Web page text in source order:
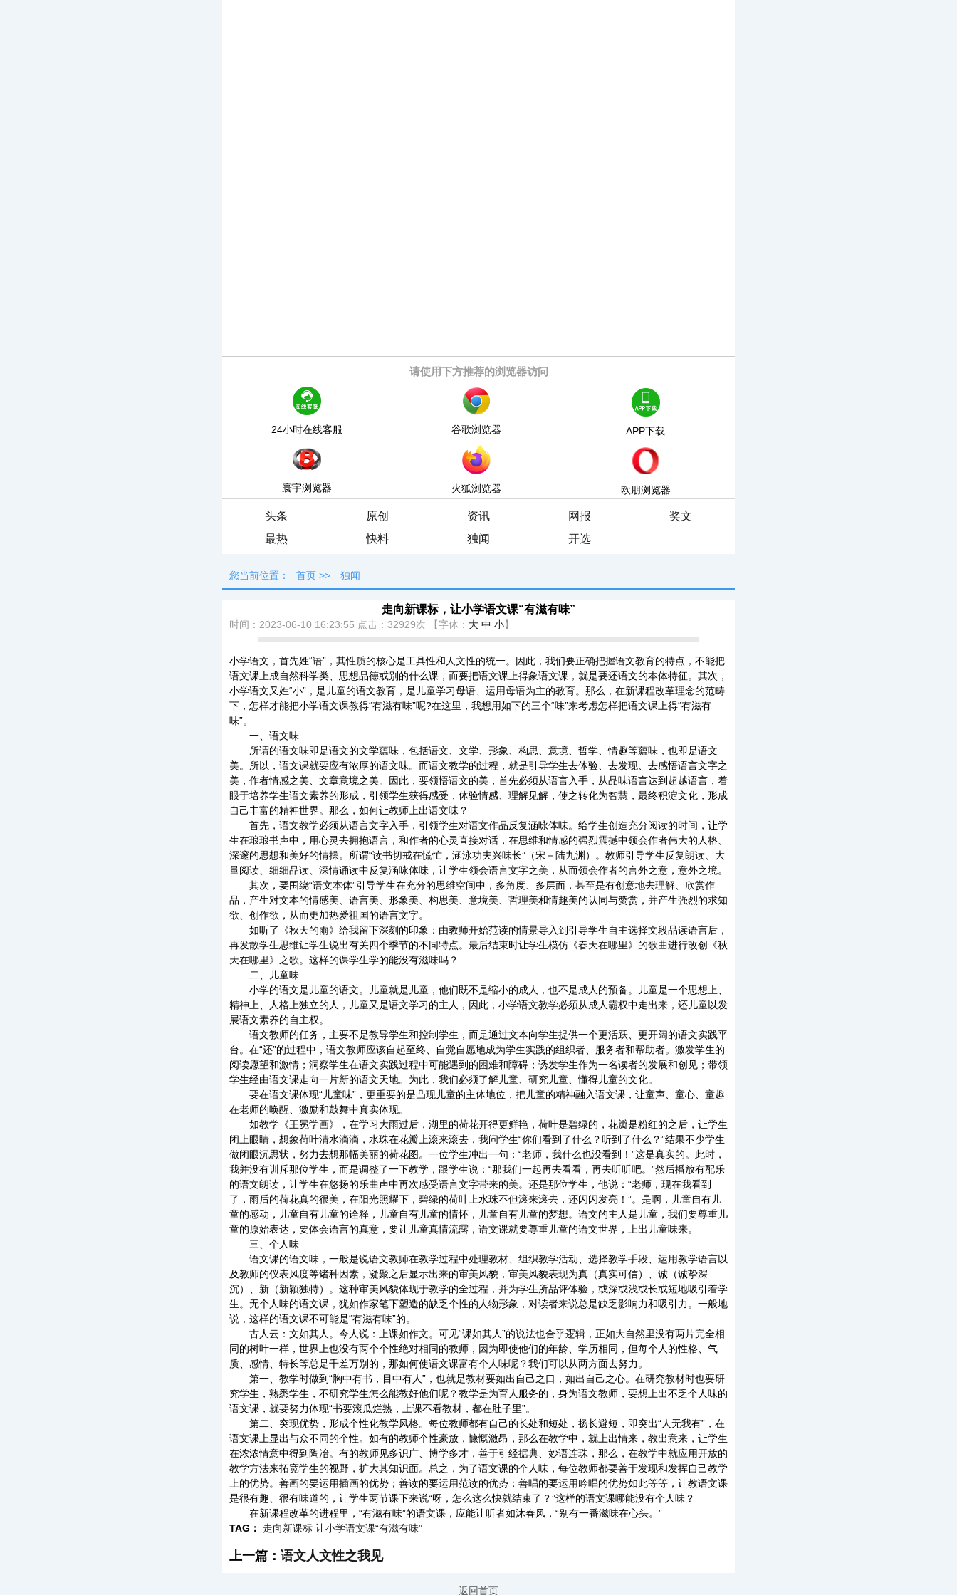
请使用下方推荐的浏览器访问
24小时在线客服 谷歌浏览器 APP下载
寰宇浏览器 火狐浏览器 欧朋浏览器
头条 原创 资讯 网报
奖文
最热
快料 独闻 开选
您当前位置： 首页 >> 独闻
走向新课标，让小学语文课“有滋有味”
时间：2023-06-10 16:23:55 点击： 32929次 【字体： 大 中 小】
小学语文，首先姓“语”，其性质的核心是工具性和人文性的统一。因此，我们要正确把握语文教育的特点，不能把
语文课上成自然科学类、思想品德或别的什么课，而要把语文课上得象语文课，就是要还语文的本体特征。其次，
小学语文又姓“小”，是儿童的语文教育，是儿童学习母语、运用母语为主的教育。那么，在新课程改革理念的范畴
下，怎样才能把小学语文课教得“有滋有味”呢?在这里，我想用如下的三个“味”来考虑怎样把语文课上得“有滋有
味”。
一、语文味
所谓的语文味即是语文的文学藴味，包括语文、文学、形象、构思、意境、哲学、情趣等藴味，也即是语文
美。所以，语文课就要应有浓厚的语文味。而语文教学的过程，就是引导学生去体验、去发现、去感悟语言文字之
美，作者情感之美、文章意境之美。因此，要领悟语文的美，首先必须从语言入手，从品味语言达到超越语言，着
眼于培养学生语文素养的形成，引领学生获得感受，体验情感、理解见解，使之转化为智慧，最终积淀文化，形成
自己丰富的精神世界。那么，如何让教师上出语文味？
首先，语文教学必须从语言文字入手，引领学生对语文作品反复涵咏体味。给学生创造充分阅读的时间，让学
生在琅琅书声中，用心灵去拥抱语言，和作者的心灵直接对话，在思维和情感的强烈震撼中领会作者伟大的人格、
深邃的思想和美好的情操。所谓“读书切戒在慌忙，涵泳功夫兴味长”（宋－陆九渊）。教师引导学生反复朗读、大
量阅读、细细品读、深情诵读中反复涵咏体味，让学生领会语言文字之美，从而领会作者的言外之意，意外之境。
其次，要围绕“语文本体”引导学生在充分的思维空间中，多角度、多层面，甚至是有创意地去理解、欣赏作
品，产生对文本的情感美、语言美、形象美、构思美、意境美、哲理美和情趣美的认同与赞赏，并产生强烈的求知
欲、创作欲，从而更加热爱祖国的语言文字。
如听了《秋天的雨》给我留下深刻的印象：由教师开始范读的情景导入到引导学生自主选择文段品读语言后，
再发散学生思维让学生说出有关四个季节的不同特点。最后结束时让学生模仿《春天在哪里》的歌曲进行改创《秋
天在哪里》之歌。这样的课学生学的能没有滋味吗？
二、儿童味
小学的语文是儿童的语文。儿童就是儿童，他们既不是缩小的成人，也不是成人的预备。儿童是一个思想上、
精神上、人格上独立的人，儿童又是语文学习的主人，因此，小学语文教学必须从成人霸权中走出来，还儿童以发
展语文素养的自主权。
语文教师的任务，主要不是教导学生和控制学生，而是通过文本向学生提供一个更活跃、更开阔的语文实践平
台。在“还”的过程中，语文教师应该自起至终、自觉自愿地成为学生实践的组织者、服务者和帮助者。激发学生的
阅读愿望和激情；洞察学生在语文实践过程中可能遇到的困难和障碍；诱发学生作为一名读者的发展和创见；带领
学生经由语文课走向一片新的语文天地。为此，我们必须了解儿童、研究儿童、懂得儿童的文化。
要在语文课体现“儿童味”，更重要的是凸现儿童的主体地位，把儿童的精神融入语文课，让童声、童心、童趣
在老师的唤醒、激励和鼓舞中真实体现。
如教学《王冕学画》，在学习大雨过后，湖里的荷花开得更鲜艳，荷叶是碧绿的，花瓣是粉红的之后，让学生
闭上眼睛，想象荷叶清水滴滴，水珠在花瓣上滚来滚去，我问学生“你们看到了什么？听到了什么？”结果不少学生
做闭眼沉思状，努力去想那幅美丽的荷花图。一位学生冲出一句：“老师，我什么也没看到！”这是真实的。此时，
我并没有训斥那位学生，而是调整了一下教学，跟学生说：“那我们一起再去看看，再去听听吧。”然后播放有配乐
的语文朗读，让学生在悠扬的乐曲声中再次感受语言文字带来的美。还是那位学生，他说：“老师，现在我看到
了，雨后的荷花真的很美，在阳光照耀下，碧绿的荷叶上水珠不但滚来滚去，还闪闪发亮！”。是啊，儿童自有儿
童的感动，儿童自有儿童的诠释，儿童自有儿童的情怀，儿童自有儿童的梦想。语文的主人是儿童，我们要尊重儿
童的原始表达，要体会语言的真意，要让儿童真情流露，语文课就要尊重儿童的语文世界，上出儿童味来。
三、个人味
语文课的语文味，一般是说语文教师在教学过程中处理教材、组织教学活动、选择教学手段、运用教学语言以
及教师的仪表风度等诸种因素，凝聚之后显示出来的审美风貌，审美风貌表现为真（真实可信）、诚（诚挚深
沉）、新（新颖独特）。这种审美风貌体现于教学的全过程，并为学生所品评体验，或深或浅或长或短地吸引着学
生。无个人味的语文课，犹如作家笔下塑造的缺乏个性的人物形象，对读者来说总是缺乏影响力和吸引力。一般地
说，这样的语文课不可能是“有滋有味”的。
古人云：文如其人。今人说：上课如作文。可见“课如其人”的说法也合乎逻辑，正如大自然里没有两片完全相
同的树叶一样，世界上也没有两个个性绝对相同的教师，因为即使他们的年龄、学历相同，但每个人的性格、气
质、感情、特长等总是千差万别的，那如何使语文课富有个人味呢？我们可以从两方面去努力。
第一、教学时做到“胸中有书，目中有人”，也就是教材要如出自己之口，如出自己之心。在研究教材时也要研
究学生，熟悉学生，不研究学生怎么能教好他们呢？教学是为育人服务的，身为语文教师，要想上出不乏个人味的
语文课，就要努力体现“书要滚瓜烂熟，上课不看教材，都在肚子里”。
第二、突现优势，形成个性化教学风格。每位教师都有自己的长处和短处，扬长避短，即突出“人无我有”，在
语文课上显出与众不同的个性。如有的教师个性豪放，慷慨激昂，那么在教学中，就上出情来，教出意来，让学生
在浓浓情意中得到陶冶。有的教师见多识广、博学多才，善于引经据典、妙语连珠，那么，在教学中就应用开放的
教学方法来拓宽学生的视野，扩大其知识面。总之，为了语文课的个人味，每位教师都要善于发现和发挥自己教学
上的优势。善画的要运用插画的优势；善读的要运用范读的优势；善唱的要运用吟唱的优势如此等等，让教语文课
是很有趣、很有味道的，让学生两节课下来说“呀，怎么这么快就结束了？”这样的语文课哪能没有个人味？
在新课程改革的进程里，“有滋有味”的语文课，应能让听者如沐春风，“别有一番滋味在心头。”
TAG：
走向新课标 让小学语文课“有滋有味”
上一篇： 语文人文性之我见
返回首页